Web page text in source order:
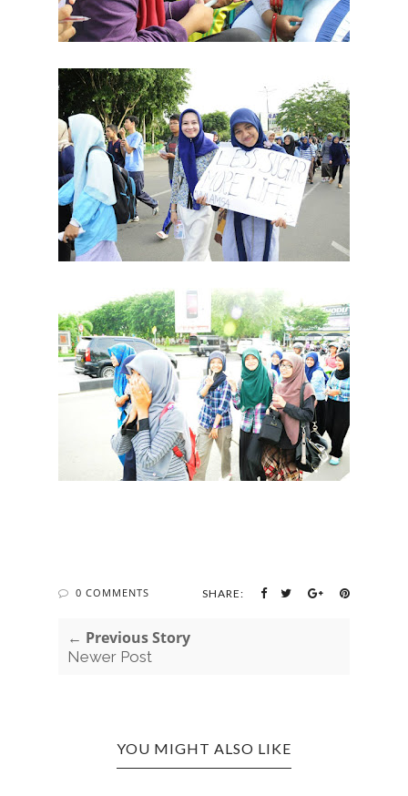
0 COMMENTS SHARE:
← Previous Story
Newer Post
YOU MIGHT ALSO LIKE